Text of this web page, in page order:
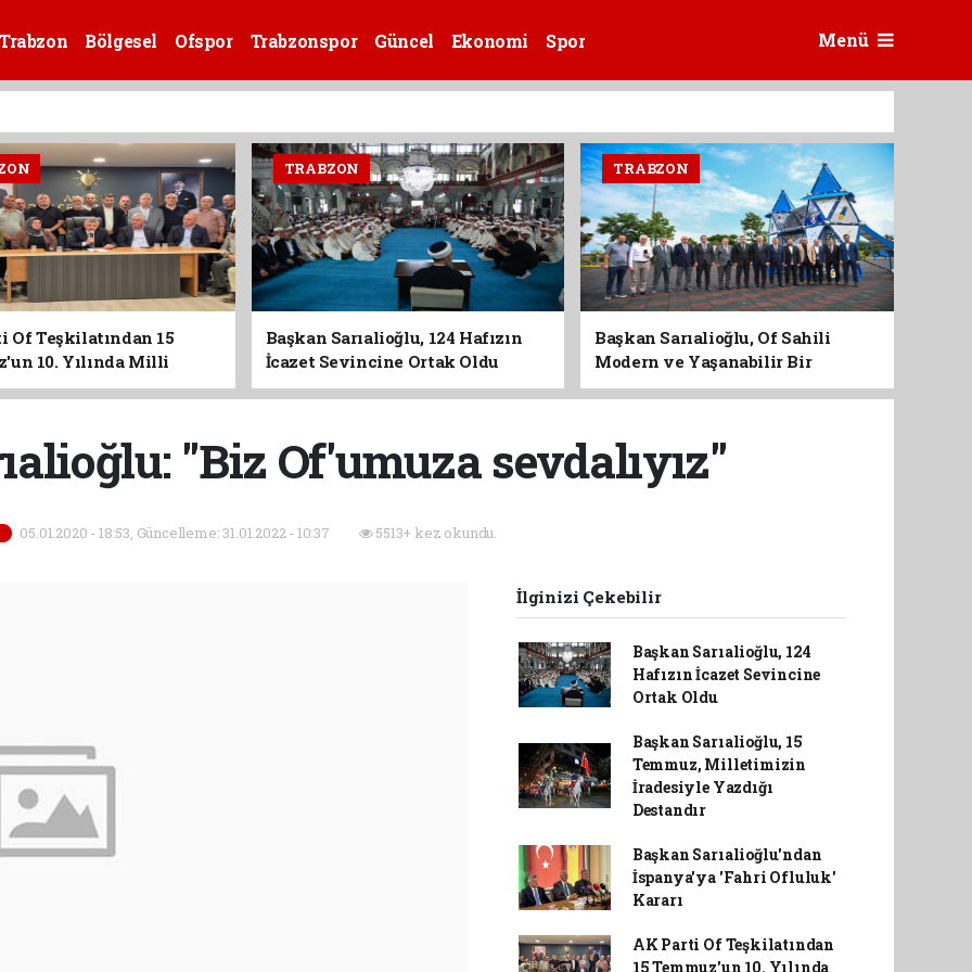
Bölgesel Ofspor Trabzonspor Güncel Ekonomi Spor Menü
Of Teşkilatından 15
10. Yılında Milli
TRABZON
Başkan Sarıalioğlu, 124 Hafızın
İcazet Sevincine Ortak Oldu
TRABZON
Başkan Sarıalioğlu, Of Sahili
Modern ve Yaşanabilir Bir
Kimliğe Kavuşuyor
"Biz Of'umuza sevdalıyız"
05.01.2020 - 18:53, Güncelleme: 31.01.2022 - 10:37 5513+ kez okundu.
İlginizi Çekebilir
Başkan Sarıalioğlu, 124
Hafızın İcazet Sevincine
Ortak Oldu
Başkan Sarıalioğlu, 15
Temmuz, Milletimizin
İradesiyle Yazdığı
Destandır
Başkan Sarıalioğlu'ndan
İspanya'ya 'Fahri Ofluluk'
Kararı
AK Parti Of Teşkilatından
15 Temmuz'un 10. Yılında